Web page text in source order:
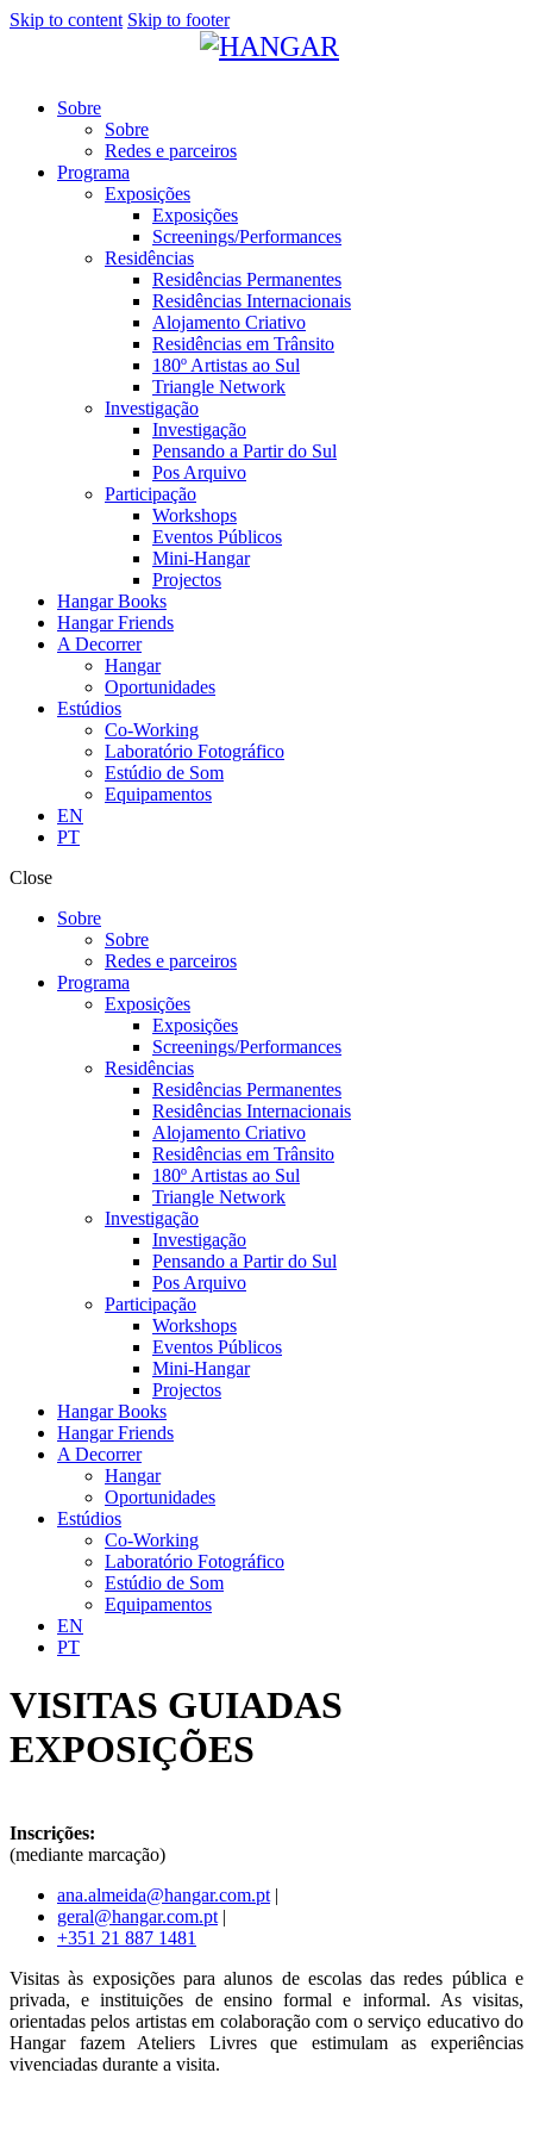
Skip to content Skip to footer
Sobre
Sobre
Redes e parceiros
Programa
Exposições
Exposições
Screenings/Performances
Residências
Residências Permanentes
Residências Internacionais
Alojamento Criativo
Residências em Trânsito
180º Artistas ao Sul
Triangle Network
Investigação
Investigação
Pensando a Partir do Sul
Pos Arquivo
Participação
Workshops
Eventos Públicos
Mini-Hangar
Projectos
Hangar Books
Hangar Friends
A Decorrer
Hangar
Oportunidades
Estúdios
Co-Working
Laboratório Fotográfico
Estúdio de Som
Equipamentos
EN
PT
Close
Sobre
Sobre
Redes e parceiros
Programa
Exposições
Exposições
Screenings/Performances
Residências
Residências Permanentes
Residências Internacionais
Alojamento Criativo
Residências em Trânsito
180º Artistas ao Sul
Triangle Network
Investigação
Investigação
Pensando a Partir do Sul
Pos Arquivo
Participação
Workshops
Eventos Públicos
Mini-Hangar
Projectos
Hangar Books
Hangar Friends
A Decorrer
Hangar
Oportunidades
Estúdios
Co-Working
Laboratório Fotográfico
Estúdio de Som
Equipamentos
EN
PT
VISITAS GUIADAS
EXPOSIÇÕES
Inscrições:
(mediante marcação)
ana.almeida@hangar.com.pt |
geral@hangar.com.pt |
+351 21 887 1481
Visitas às exposições para alunos de escolas das redes pública e
privada, e instituições de ensino formal e informal. As visitas,
orientadas pelos artistas em colaboração com o serviço educativo do
Hangar fazem Ateliers Livres que estimulam as experiências
vivenciadas durante a visita.